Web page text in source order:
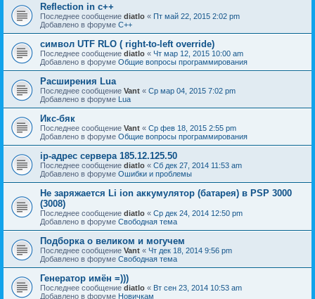
Reflection in с++
Последнее сообщение diatlo « Пт май 22, 2015 2:02 pm
Добавлено в форуме C++
символ UTF RLO ( right-to-left override)
Последнее сообщение diatlo « Чт мар 12, 2015 10:00 am
Добавлено в форуме Общие вопросы программирования
Расширения Lua
Последнее сообщение Vant « Ср мар 04, 2015 7:02 pm
Добавлено в форуме Lua
Икс-бяк
Последнее сообщение Vant « Ср фев 18, 2015 2:55 pm
Добавлено в форуме Общие вопросы программирования
ip-адрес сервера 185.12.125.50
Последнее сообщение diatlo « Сб дек 27, 2014 11:53 am
Добавлено в форуме Ошибки и проблемы
Не заряжается Li ion аккумулятор (батарея) в PSP 3000
(3008)
Последнее сообщение diatlo « Ср дек 24, 2014 12:50 pm
Добавлено в форуме Свободная тема
Подборка о великом и могучем
Последнее сообщение Vant « Чт дек 18, 2014 9:56 pm
Добавлено в форуме Свободная тема
Генератор имён =)))
Последнее сообщение diatlo « Вт сен 23, 2014 10:53 am
Добавлено в форуме Новичкам